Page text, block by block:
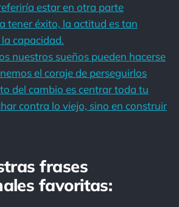
estar en otra parte
tener éxito, la actitud es tan
capacidad.
nuestros sueños pueden hacerse
el coraje de perseguirlos
del cambio es centrar toda tu
contra lo viejo, sino en construir
frases
favoritas: